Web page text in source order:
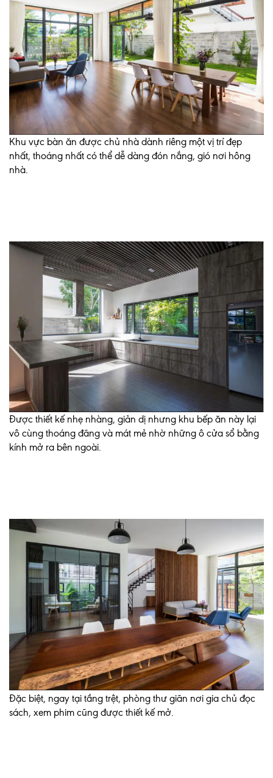
Khu vực bàn ăn được chủ nhà dành riêng một vị trí đẹp
nhất, thoáng nhất có thể dễ dàng đón nắng, gió nơi hông
nhà.
Được thiết kế nhẹ nhàng, giản dị nhưng khu bếp ăn này lại
vô cùng thoáng đãng và mát mẻ nhờ những ô cửa sổ bằng
kính mở ra bên ngoài.
Đặc biệt, ngay tại tầng trệt, phòng thư giãn nơi gia chủ đọc
sách, xem phim cũng được thiết kế mở.